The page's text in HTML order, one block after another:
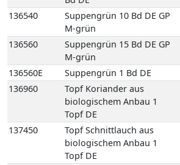
136540
Suppengrün 10 Bd DE GP
M-grün
136560
Suppengrün 15 Bd DE GP
M-grün
136560E Suppengrün 1 Bd DE
136960
Topf Koriander aus
biologischem Anbau 1
Topf DE
137450
Topf Schnittlauch aus
biologischem Anbau 1
Topf DE